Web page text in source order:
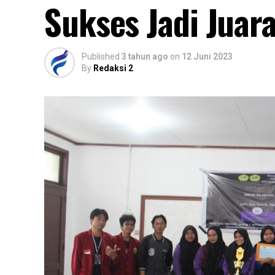
Sukses Jadi
Published 3 tahun ago on 12 Juni 2023
By Redaksi 2